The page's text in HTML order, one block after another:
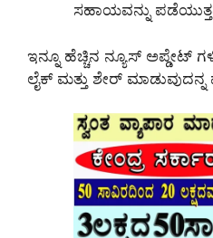
ಸಹಾಯವನ್ನು
ಇನ್ನೂ ಹೆಚ್ಚಿನ ನ್ಯೂಸ್ ಅಪ್ಡೇಟ್
ಲೈಕ್ ಮತ್ತು ಶೇರ್